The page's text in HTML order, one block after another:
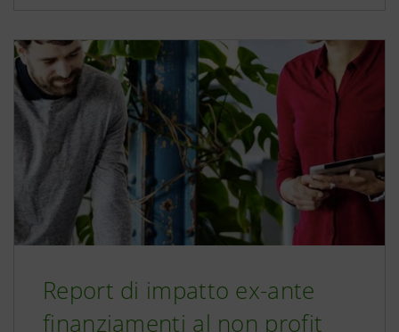
Report di impatto ex-ante
finanziamenti al non profit